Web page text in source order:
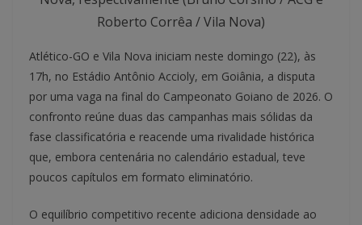
Roberto Corrêa / Vila Nova)
Atlético-GO e Vila Nova iniciam neste domingo (22), às
17h, no Estádio Antônio Accioly, em Goiânia, a disputa
por uma vaga na final do Campeonato Goiano de 2026. O
confronto reúne duas das campanhas mais sólidas da
fase classificatória e reacende uma rivalidade histórica
que, embora centenária no calendário estadual, teve
poucos capítulos em formato eliminatório.
O equilíbrio competitivo recente adiciona densidade ao